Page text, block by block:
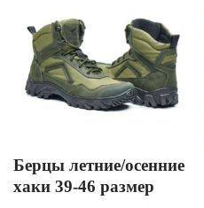
Берцы летние/осенние
хаки 39-46 размер